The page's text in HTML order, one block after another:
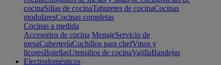
cocinaSillas de cocinaTaburetes de cocinaCocinas
modularesCocinas completas
Cocinas a medida
Accesorios de cocina MenajeServicio de
mesaCuberteríaCuchillos para chefVinos y
licoresBotellasUtensilios de cocinaVajillaBandejas
Electrodomésticos